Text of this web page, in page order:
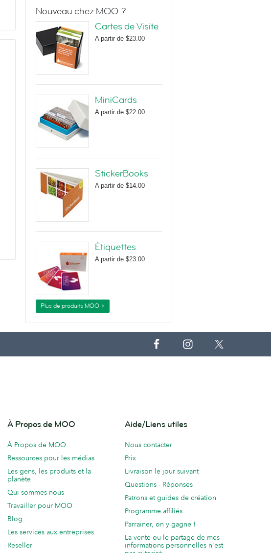
Nouveau chez MOO ?
Cartes de Visite
A partir de $23.00
MiniCards
A partir de $22.00
StickerBooks
A partir de $14.00
Étiquettes
A partir de $23.00
Plus de produits MOO >
À Propos de MOO
À Propos de MOO
Ressources pour les médias
Les gens, les produits et la
planète
Qui sommes-nous
Travailler pour MOO
Blog
Les services aux entreprises
Reseller
Aide/Liens utiles
Nous contacter
Prix
Livraison le jour suivant
Questions - Réponses
Patrons et guides de création
Programme affiliés
Parrainer, on y gagne !
La vente ou le partage de mes
informations personnelles n'est